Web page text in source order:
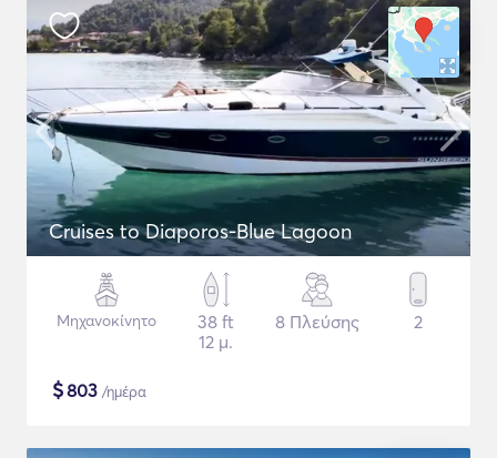
Cruises to Diaporos-Blue Lagoon
Μηχανοκίνητο
38 ft
12 μ.
8 Πλεύσης 2
$803 /ημέρα